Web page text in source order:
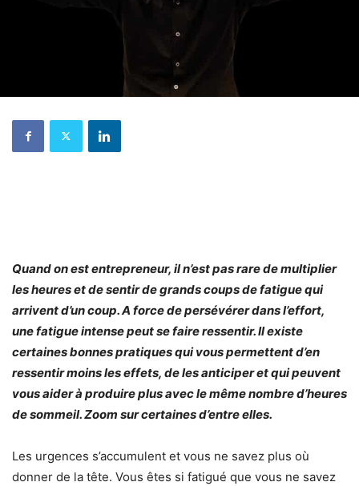
Quand on est entrepreneur, il n’est pas rare de multiplier
les heures et de sentir de grands coups de fatigue qui
arrivent d’un coup. A force de persévérer dans l’effort,
une fatigue intense peut se faire ressentir. Il existe
certaines bonnes pratiques qui vous permettent d’en
ressentir moins les effets, de les anticiper et qui peuvent
vous aider à produire plus avec le même nombre d’heures
de sommeil. Zoom sur certaines d’entre elles.
Les urgences s’accumulent et vous ne savez plus où
donner de la tête. Vous êtes si fatigué que vous ne savez